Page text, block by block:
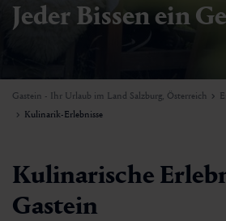
Jeder Bissen ein
Gastein - Ihr Urlaub im Land Salzburg, Österreich
Kulinarik-Erlebnisse
Kulinarische
Gastein